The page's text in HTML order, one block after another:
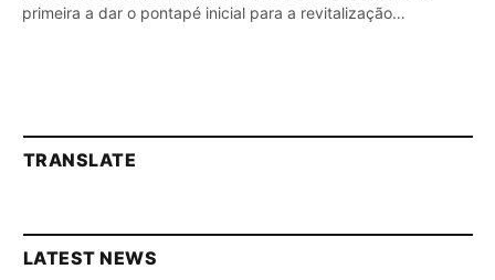
primeira a dar o pontapé inicial para a revitalização…
TRANSLATE
LATEST NEWS